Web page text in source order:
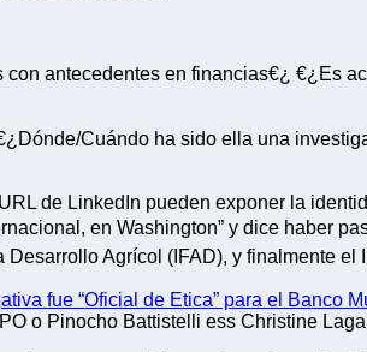
antecedentes en financias€¿ €¿Es
Cuándo ha sido ella una
de LinkedIn pueden exponer la
en Washington” y dice haber
Agrícol (IFAD), y finalmente el
fue “Oficial de Etica” para el Banco
o Pinocho Battistelli ess Christine